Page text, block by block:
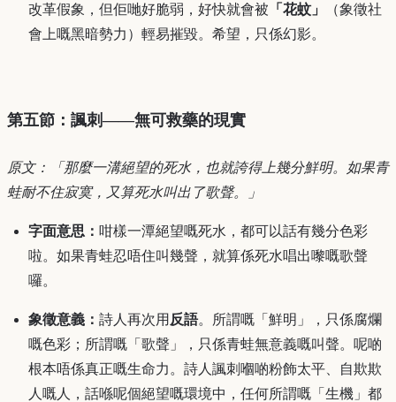
改革假象，但佢哋好脆弱，好快就會被 「花蚊」
（象徵社
會上嘅黑暗勢力）輕易摧毀。希望，只係幻影。
第五節：諷刺——無可救藥的現實
原文：「那麼一溝絕望的死水，也就誇得上幾分鮮明。如果青
蛙耐不住寂寞，又算死水叫出了歌聲。」
字面意思： 咁樣一潭絕望嘅死水，都可以話有幾分色彩
啦。如果青蛙忍唔住叫幾聲，就算係死水唱出嚟嘅歌聲
囉。
象徵意義： 詩人再次用 反語。所謂嘅「鮮明」，只係腐爛
嘅色彩；所謂嘅「歌聲」，只係青蛙無意義嘅叫聲。呢啲
根本唔係真正嘅生命力。詩人諷刺嗰啲粉飾太平、自欺欺
人嘅人，話喺呢個絕望嘅環境中，任何所謂嘅「生機」都